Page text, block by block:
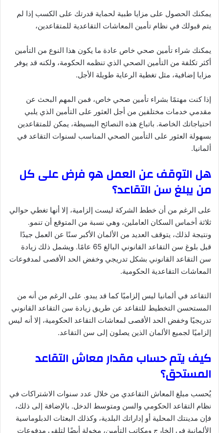
يمكنك الحصول على مزايا طبية لحماية قدرتك على الكسب إذا لم
يتم قبولك في نظام تأمين المعاشات التقاعدية للمتقاعدين،
يمكنك شراء تأمين صحي خاص عادة ما يكون هذا النوع من التأمين
أكثر تكلفة من التأمين الصحي الذي تنظمه الحكومة، ولكنه قد يوفر
مزايا إضافية، مثل تغطية الرعاية طويلة الأجل.
إذا كنت مهتمًا بشراء تأمين صحي خاص، فمن المهم البحث عن
مقدمي خدمات مختلفين من أجل العثور على التأمين الذي يلبي
احتياجاتك الخاصة. باتباع هذه النصائح البسيطة، يمكن للمتقاعدين
بسهولة العثور على التأمين الصحي المناسب لسنوات التقاعد في
ألمانيا.
هل التوقف عن العمل هو فرض على كل
من يبلغ سن التقاعد؟
على الرغم من أن خطط الشركة ليست إلزامية، إلا أنها تغطي حوالي
ثلاثة أخماس السكان العاملين، وهي نسبة من المتوقع أن تنمو.
ونتيجة لذلك، يتوقف العديد من الألمان الأكبر سنًا عن العمل جيدًا
قبل بلوغ سن التقاعد القانوني البالغ 65 عامًا. ويشمل ذلك زيادة
سن التقاعد القانوني بشكل تدريجي وخفض الحد الأقصى لمدفوعات
المعاشات التقاعدية الحكومية.
التقاعد في ألمانيا ليس إلزاميًا كما قد يبدو. على الرغم من أنه من
المستحسن التخطيط للتقاعد عن طريق زيادة سن التقاعد القانوني
تدريجيًا وخفض الحد الأقصى لمعاشات التقاعد الحكومية، إلا أنه ليس
إلزاميًا لجميع الألمان الذين يصلون إلى سن التقاعد.
كيف يتم حساب مقدار معاش التقاعد
المستحق؟
يُحسب مبلغ المعاش التقاعدي من خلال عدد سنوات الاشتراكات في
نظام التقاعد الحكومي والسن ومتوسط ​​الدخل. بالإضافة إلى ذلك،
فإن مدينتك المحلية أو إداراتك البلدية، وكذلك البعثات الدبلوماسية
الألمانية في الخارج ومكاتب التأمين، مخولة أيضًا لتلقي مدفوعات